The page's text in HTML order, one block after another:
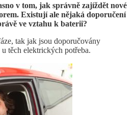
v tom, jak správně zajíždět nové
Existují ale nějaká doporučení
ve vztahu k baterii?
tak jak jsou doporučovány
těch elektrických potřeba.